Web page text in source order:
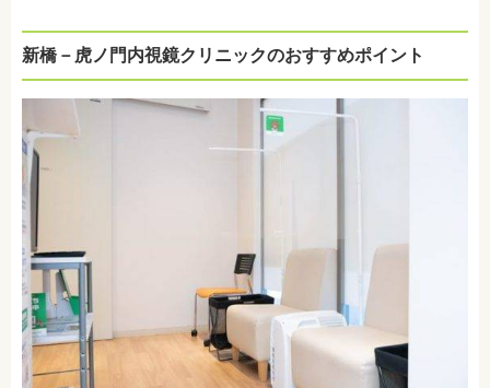
新橋－虎ノ門内視鏡クリニックのおすすめポイント